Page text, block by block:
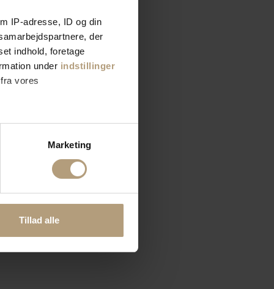
IP-adresse, ID og din
der
indhold, foretage
under indstillinger
vores
oplysninger, du har givet
Marketing
Tillad alle